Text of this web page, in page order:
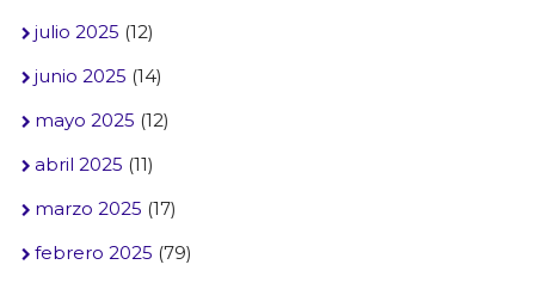
julio 2025 (12)
junio 2025 (14)
mayo 2025 (12)
abril 2025 (11)
marzo 2025 (17)
febrero 2025 (79)